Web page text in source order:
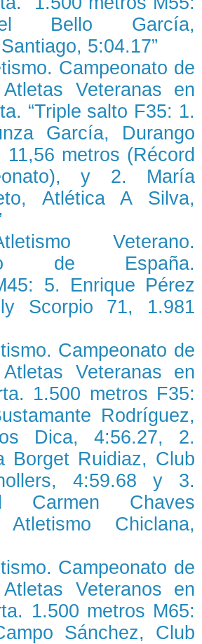
Bello García,
5:04.17”
Campeonato de
Veteranas en
“Triple salto F35: 1.
García, Durango
11,56 metros (Récord
y 2. María
Atlética A Silva,
Veterano.
de España.
5. Enrique Pérez
Scorpio 71, 1.981
Campeonato de
Veteranas en
1.500 metros F35:
Rodríguez,
Dica, 4:56.27, 2.
Borget Ruidiaz, Club
4:59.68 y 3.
Carmen Chaves
Atletismo Chiclana,
Campeonato de
Veteranos en
1.500 metros M65:
Sánchez, Club